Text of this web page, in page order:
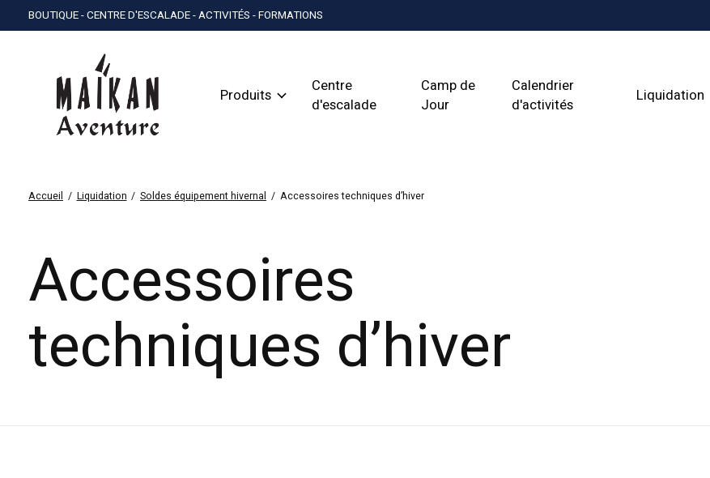
BOUTIQUE - CENTRE D'ESCALADE - ACTIVITÉS - FORMATIONS
Produits
Centre
d'escalade
Camp de
Jour
Calendrier
d'activités
Liquidation
Accueil / Liquidation / Soldes équipement hivernal / Accessoires techniques d’hiver
Accessoires
techniques d’hiver